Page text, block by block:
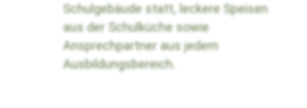
Schulgebäude statt, leckere Speisen
aus der Schulküche sowie
Ansprechpartner aus jedem
Ausbildungsbereich.